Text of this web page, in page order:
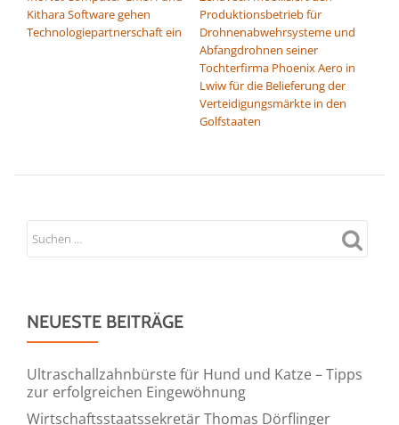
Kithara Software gehen
Technologiepartnerschaft ein
Produktionsbetrieb für
Drohnenabwehrsysteme und
Abfangdrohnen seiner
Tochterfirma Phoenix Aero in
Lwiw für die Belieferung der
Verteidigungsmärkte in den
Golfstaaten
NEUESTE BEITRÄGE
Ultraschallzahnbürste für Hund und Katze – Tipps
zur erfolgreichen Eingewöhnung
Wirtschaftsstaatssekretär Thomas Dörflinger